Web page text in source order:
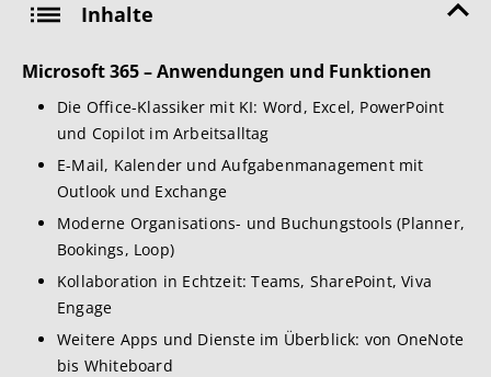
Inhalte
Microsoft 365 – Anwendungen und Funktionen
Die Office-Klassiker mit KI: Word, Excel, PowerPoint
und Copilot im Arbeitsalltag
E-Mail, Kalender und Aufgabenmanagement mit
Outlook und Exchange
Moderne Organisations- und Buchungstools (Planner,
Bookings, Loop)
Kollaboration in Echtzeit: Teams, SharePoint, Viva
Engage
Weitere Apps und Dienste im Überblick: von OneNote
bis Whiteboard